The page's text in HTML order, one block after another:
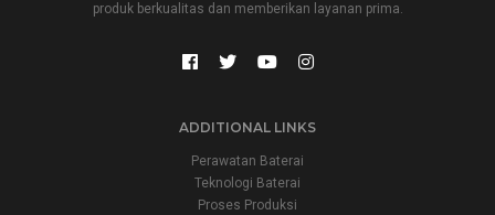
produk berkualitas dan memberikan layanan prima.
ADDITIONAL LINKS
Perawatan Baterai
Teknologi Baterai
Proses Produksi